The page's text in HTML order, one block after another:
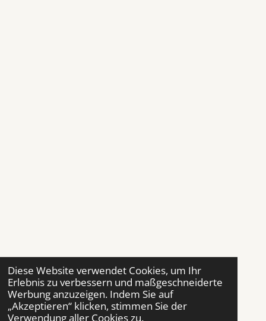
Diese Website verwendet Cookies, um Ihr
Erlebnis zu verbessern und maßgeschneiderte
Werbung anzuzeigen. Indem Sie auf
„Akzeptieren“ klicken, stimmen Sie der
Verwendung aller Cookies zu.